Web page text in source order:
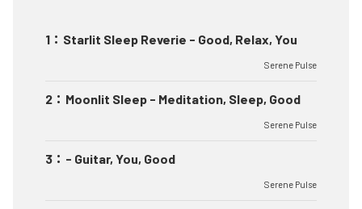
1 ： Starlit Sleep Reverie - Good, Relax, You
Serene Pulse
2 ： Moonlit Sleep - Meditation, Sleep, Good
Serene Pulse
3 ： - Guitar, You, Good
Serene Pulse